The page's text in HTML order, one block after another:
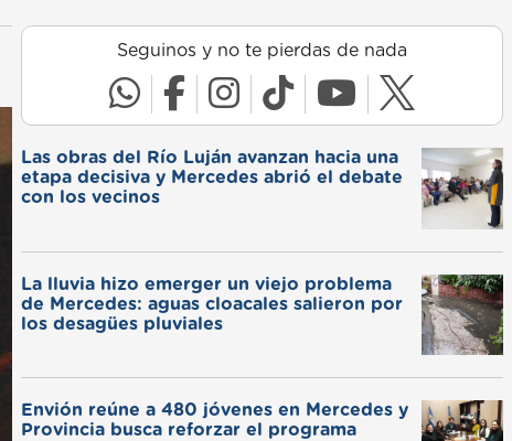
Seguinos y no te pierdas de nada
Las obras del Río Luján avanzan hacia una
etapa decisiva y Mercedes abrió el debate
con los vecinos
La lluvia hizo emerger un viejo problema
de Mercedes: aguas cloacales salieron por
los desagües pluviales
Envión reúne a 480 jóvenes en Mercedes y
Provincia busca reforzar el programa